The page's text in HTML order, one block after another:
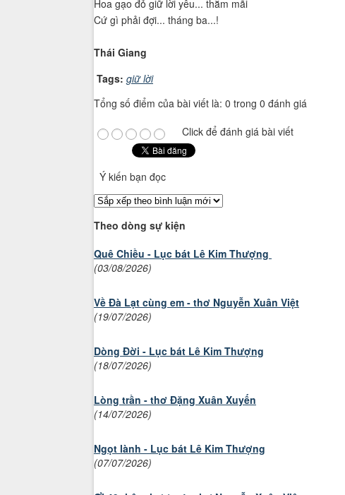
Hoa gạo đỏ giữ lời yêu... thắm mãi
Cứ gì phải đợi... tháng ba...!
Thái Giang
Tags: giữ lời
Tổng số điểm của bài viết là: 0 trong 0 đánh giá
Click để đánh giá bài viết
Ý kiến bạn đọc
Theo dòng sự kiện
Quê Chiều - Lục bát Lê Kim Thượng
(03/08/2026)
Về Đà Lạt cùng em - thơ Nguyễn Xuân Việt
(19/07/2026)
Dòng Đời - Lục bát Lê Kim Thượng
(18/07/2026)
Lòng trần - thơ Đặng Xuân Xuyến
(14/07/2026)
Ngọt lành - Lục bát Lê Kim Thượng
(07/07/2026)